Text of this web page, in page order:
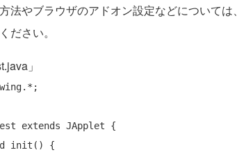
法やブラウザのアドオン設定などについて
ださい。
」
extends JApplet {
init() {